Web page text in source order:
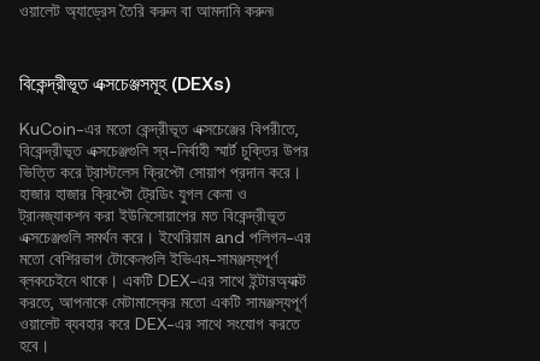
ওয়ালেট অ্যাড্রেস তৈরি করুন বা আমদানি করুন৷
বিকেন্দ্রীভূত এক্সচেঞ্জসমূহ (DEXs)
KuCoin-এর মতো কেন্দ্রীভূত এক্সচেঞ্জের বিপরীতে,
বিকেন্দ্রীভূত এক্সচেঞ্জগুলি স্ব-নির্বাহী স্মার্ট চুক্তির উপর
ভিত্তি করে ট্রাস্টলেস ক্রিপ্টো সোয়াপ প্রদান করে।
হাজার হাজার ক্রিপ্টো ট্রেডিং যুগল কেনা ও
ট্রানজ্যাকশন করা ইউনিসোয়াপের মত বিকেন্দ্রীভূত
এক্সচেঞ্জগুলি সমর্থন করে। ইথেরিয়ামand পলিগন-এর
মতো বেশিরভাগ টোকেনগুলি ইভিএম-সামঞ্জস্যপূর্ণ
ব্লকচেইনে থাকে। একটি DEX-এর সাথে ইন্টারঅ্যাক্ট
করতে, আপনাকে মেটামাস্কের মতো একটি সামঞ্জস্যপূর্ণ
ওয়ালেট ব্যবহার করে DEX-এর সাথে সংযোগ করতে
হবে।